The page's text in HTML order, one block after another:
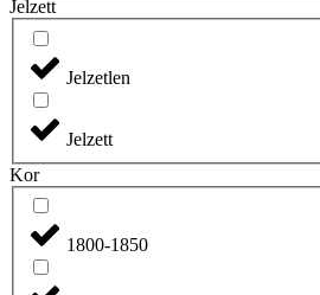
Jelzett
Jelzetlen
Jelzett
Kor
1800-1850